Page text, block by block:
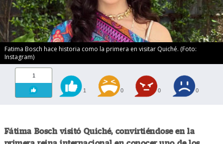
Fatima Bosch hace historia como la primera en visitar Quiché. (Foto:
Instagram)
1
1 0 0 0
Fátima Bosch visitó Quiché, convirtiéndose en la